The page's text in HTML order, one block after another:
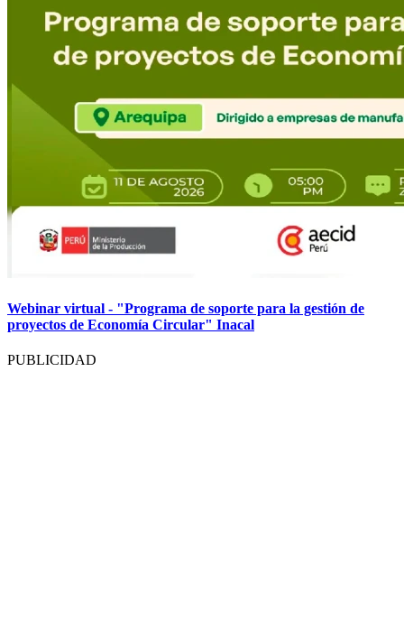
Webinar virtual - "Programa de soporte para la gestión de
proyectos de Economía Circular" Inacal
PUBLICIDAD